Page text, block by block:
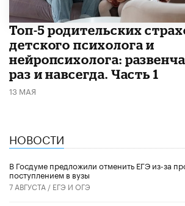
​Топ-5 родительских
детского психолога и
нейропсихолога:
раз и навсегда. Часть 1
13 МАЯ
НОВОСТИ
В Госдуме предложили отменить ЕГЭ из-за
поступлением в вузы
7 АВГУСТА / ЕГЭ И ОГЭ